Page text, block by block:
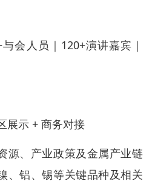
会人员｜120+演讲嘉宾｜
展示 + 商务对接
源、产业政策及金属产业链
、铝、锡等关键品种及相关